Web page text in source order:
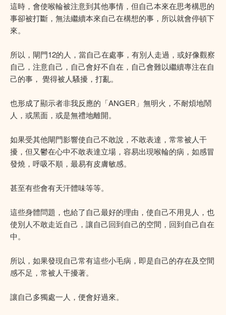
這時，會使喉輪被注意到其他事情，但自己本來在思考構思的
事卻被打斷，無法繼續本來自己在構想的事，所以就會停頓下
來。
所以，閘門12的人，當自己在處事，有別人走過，或好像觀察
自己，注意自己，自己會好不自在，自己會難以繼續專注在自
己的事， 覺得被人騷擾，打亂。
也形成了顯示者非我反應的「ANGER」無明火，不耐煩地鬧
人，或黑面，或是無禮地離開。
如果受其他閘門影響使自己不敢說，不敢表達，常常被人干
擾，但又鬱在心中不敢表達立場，容易出現喉輪的病，如感冒
發燒，呼吸不順，最易有皮膚敏感。
甚至有些會有天汗體味等等。
這些身體問題，也給了自己最好的理由，使自己不用見人，也
使別人不敢走近自己，讓自己回到自己的空間，回到自己自在
中。
所以，如果發現自己常有這些小毛病，即是自己的存在及空間
感不足，常被人干擾著。
讓自己多獨處一人，便會好過來。